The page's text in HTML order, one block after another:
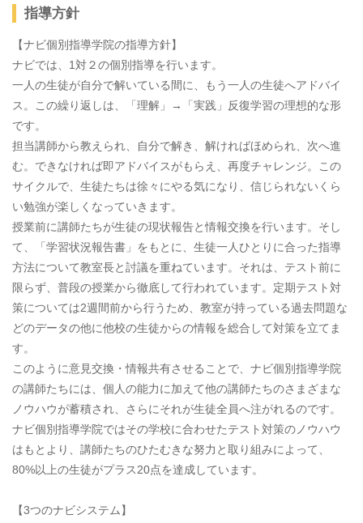
指導方針
【ナビ個別指導学院の指導方針】
ナビでは、1対２の個別指導を行います。
一人の生徒が自分で解いている間に、もう一人の生徒へアドバイ
ス。この繰り返しは、「理解」→「実践」反復学習の理想的な形
です。
担当講師から教えられ、自分で解き、解ければほめられ、次へ進
む。できなければ即アドバイスがもらえ、再度チャレンジ。この
サイクルで、生徒たちは徐々にやる気になり、信じられないくら
い勉強が楽しくなっていきます。
授業前に講師たちが生徒の現状報告と情報交換を行います。そし
て、「学習状況報告書」をもとに、生徒一人ひとりに合った指導
方法について教室長と討議を重ねています。それは、テスト前に
限らず、普段の授業から徹底して行われています。定期テスト対
策については2週間前から行うため、教室が持っている過去問題な
どのデータの他に他校の生徒からの情報を総合して対策を立てま
す。
このように意見交換・情報共有させることで、ナビ個別指導学院
の講師たちには、個人の能力に加えて他の講師たちのさまざまな
ノウハウが蓄積され、さらにそれが生徒全員へ注がれるのです。
ナビ個別指導学院ではその学校に合わせたテスト対策のノウハウ
はもとより、講師たちのひたむきな努力と取り組みによって、
80%以上の生徒がプラス20点を達成しています。
【3つのナビシステム】